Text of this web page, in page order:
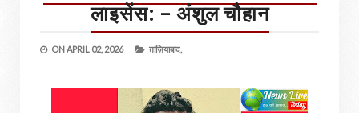
लाइसेंस: – अंशुल चौहान
ONAPRIL 02, 2026 ग़ाज़ियाबाद,